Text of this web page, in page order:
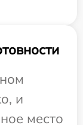
и
место